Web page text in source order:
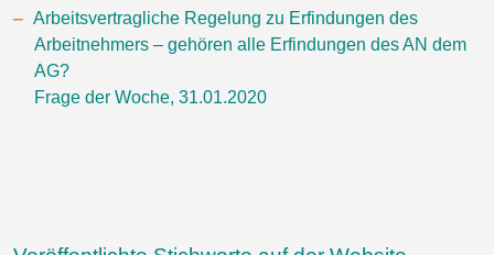
Arbeitsvertragliche Regelung zu Erfindungen des
Arbeitnehmers – gehören alle Erfindungen des AN dem
AG?
Frage der Woche, 31.01.2020